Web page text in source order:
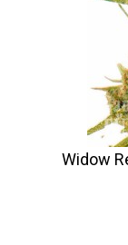
Widow